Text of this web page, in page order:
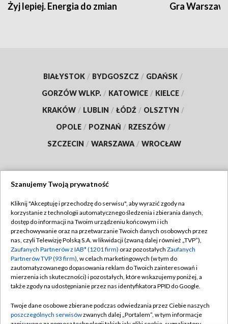
Żyj lepiej. Energia do zmian Gra
BIAŁYSTOK / BYDGOSZCZ / GDAŃSK /
GORZÓW WLKP. / KATOWICE / KIELCE /
KRAKÓW / LUBLIN / ŁÓDŹ / OLSZTYN /
OPOLE / POZNAŃ / RZESZÓW /
SZCZECIN / WARSZAWA / WROCŁAW
TVP
Abonament TVP
Emisja w TVP
Centrum informacji TVP
Naziemna Telewizja Cyfrowa
Rada Programowa
Regulamin TVP
Polityka prywatności
Moje zgody
Pomoc
Kontakt
Szanujemy Twoją prywatność
Kliknij "Akceptuję i przechodzę do serwisu", aby wyrazić zgody na
korzystanie z technologii automatycznego śledzenia i zbierania danych,
dostęp do informacji na Twoim urządzeniu końcowym i ich
przechowywanie oraz na przetwarzanie Twoich danych osobowych przez
nas, czyli Telewizję Polską S.A. w likwidacji (zwaną dalej również „TVP”),
Zaufanych Partnerów z IAB* (1201 firm) oraz pozostałych Zaufanych
Partnerów TVP (93 firm), w celach marketingowych (w tym do
zautomatyzowanego dopasowania reklam do Twoich zainteresowań i
mierzenia ich skuteczności) i pozostałych, które wskazujemy poniżej, a
także zgody na udostępnianie przez nas identyfikatora PPID do Google.
Twoje dane osobowe zbierane podczas odwiedzania przez Ciebie naszych
poszczególnych serwisówzwanych dalej „Portalem”, w tym informacje